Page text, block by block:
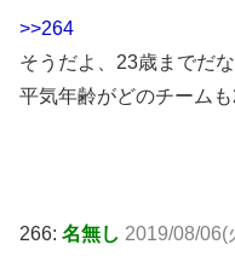
>>264
そうだよ、23歳までだ
平気年齢がどのチーム
266: 名無し 2019/08/06(